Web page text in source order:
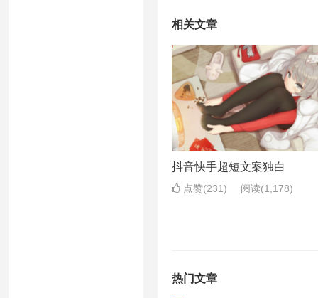
相关文章
抖音快手超短文案独白
点赞(231) 阅读(1,178)
热门文章